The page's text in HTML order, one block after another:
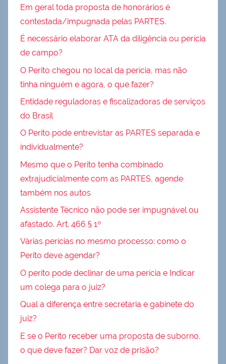
Em geral toda proposta de honorários é
contestada/impugnada pelas PARTES.
É necessário elaborar ATA da diligência ou perícia
de campo?
O Perito chegou no local da perícia, mas não
tinha ninguém e agora, o que fazer?
Entidade reguladoras e fiscalizadoras de serviços
do Brasil
O Perito pode entrevistar as PARTES separada e
individualmente?
Mesmo que o Perito tenha combinado
extrajudicialmente com as PARTES, agende
também nos autos
Assistente Técnico não pode ser impugnável ou
afastado. Art. 466 § 1º
Várias perícias no mesmo processo: como o
Perito deve agendar?
O perito pode declinar de uma perícia e Indicar
um colega para o juiz?
Qual a diferença entre secretaria e gabinete do
juiz?
E se o Perito receber uma proposta de suborno,
o que deve fazer? Dar voz de prisão?